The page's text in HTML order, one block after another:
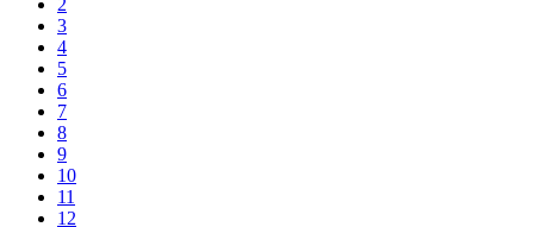
3
4
5
6
7
8
9
10
11
12